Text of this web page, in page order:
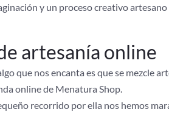
y un proceso creativo artesano
artesanía online
que nos encanta es que se mezcle
online de Menatura Shop.
recorrido por ella nos hemos